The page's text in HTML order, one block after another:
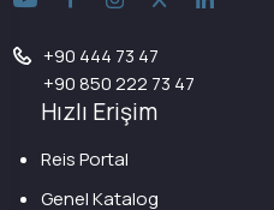
+90 444 73 47
+90 850 222 73 47
Hızlı Erişim
Reis Portal
Genel Katalog